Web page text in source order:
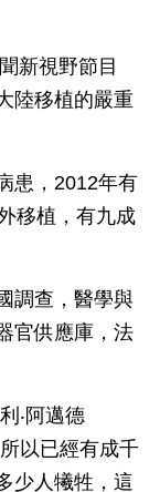
新視野節目
陸移植的嚴重
患，2012年有
移植，有九成
調查，醫學與
官供應庫，法
‧阿邁德
以已經有成千
少人犧牲，這